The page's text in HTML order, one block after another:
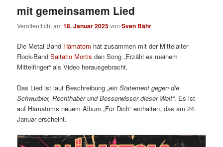
mit gemeinsamem Lied
Veröffentlicht am18. Januar 2025vonSven Bähr
Die Metal-Band Hämatom hat zusammen mit der Mittelalter-
Rock-BandSaltatio Mortis den Song „Erzähl es meinem
Mittelfinger“ als Video herausgebracht.
Das Lied ist laut Beschreibung„ein Statement gegen die
Schwurbler, Rechthaber und Besserwisser dieser Welt“. Es ist
auf Hämatoms neuem Album „Für Dich“ enthalten, das am 24.
Januar erscheint.